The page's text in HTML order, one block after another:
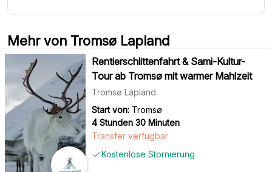
Mehr von Tromsø Lapland
Rentierschlittenfahrt & Sami-Kultur-
Tour ab Tromsø mit warmer Mahlzeit
Tromsø Lapland
Start von: Tromsø
4 Stunden 30 Minuten
Kostenlose Stornierung
Transfer verfügbar